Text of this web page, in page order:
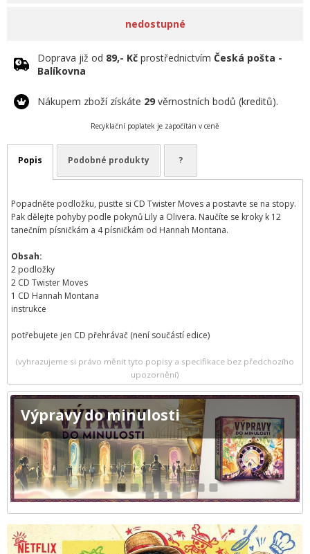
nedostupné
Doprava již od 89,- Kč prostřednictvím Česká pošta -
Balíkovna
Nákupem zboží získáte 29 věrnostních bodů (kreditů).
Recyklační poplatek je započítán v ceně
Popis Podobné produkty ?
Popadněte podložku, pusťte si CD Twister Moves a postavte se na stopy.
Pak dělejte pohyby podle pokynů Lily a Olivera. Naučíte se kroky k 12
tanečním písničkám a 4 písničkám od Hannah Montana.
Obsah:
2 podložky
2 CD Twister Moves
1 CD Hannah Montana
instrukce
potřebujete jen CD přehrávač (není součástí edice)
(vyhrazujeme si právo měnit tyto popisy a specifikace bez předchozího
upozornění)
Výpravy do minulosti